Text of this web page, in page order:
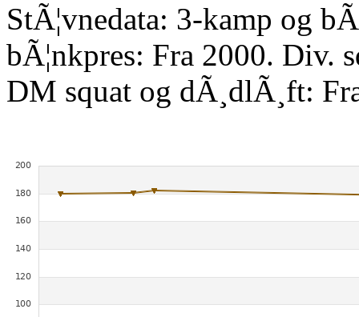
StÃ¦vnedata: 3-kamp og
bÃ¦nkpres: Fra 2000. Div.
DM squat og dÃ¸dlÃ¸ft: